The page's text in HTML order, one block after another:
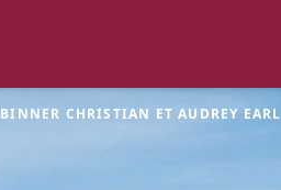
BINNER CHRISTIAN ET AUDREY EARL